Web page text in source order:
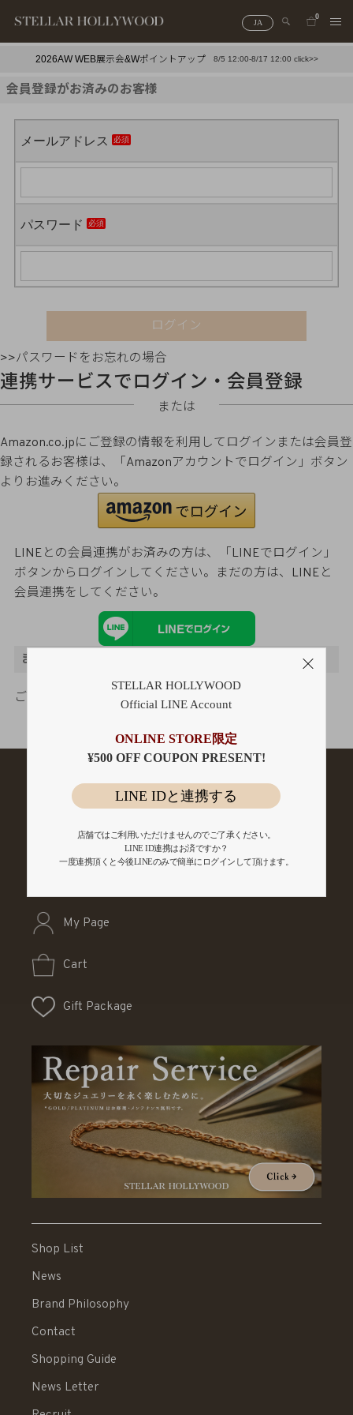
JA
0
2026AW WEB展示会&Wポイントアップ 8/5 12:00-8/17 12:00 click>>
会員登録がお済みのお客様
メールアドレス
パスワード
ログイン
>>パスワードをお忘れの場合
連携サービスでログイン・会員登録
または
Amazon.co.jpにご登録の情報を利用してログインまたは会員登
録されるお客様は、「Amazonアカウントでログイン」ボタン
よりお進みください。
LINEとの会員連携がお済みの方は、「LINEでログイン」
ボタンからログインしてください。まだの方は、
LINEと
会員連携をしてください。
まだご登録がお済みでないお客様
ご購入金額の3％をポイント還元
My Page
Cart
Gift Package
Shop List
News
Brand Philosophy
Contact
Shopping Guide
News Letter
STELLAR HOLLYWOOD
Official LINE Account
ONLINE STORE限定
¥500 OFF COUPON PRESENT!
LINE IDと連携する
店舗ではご利用いただけませんのでご了承ください。
LINE ID連携はお済ですか？
一度連携頂くと今後LINEのみで簡単にログインして頂けます。